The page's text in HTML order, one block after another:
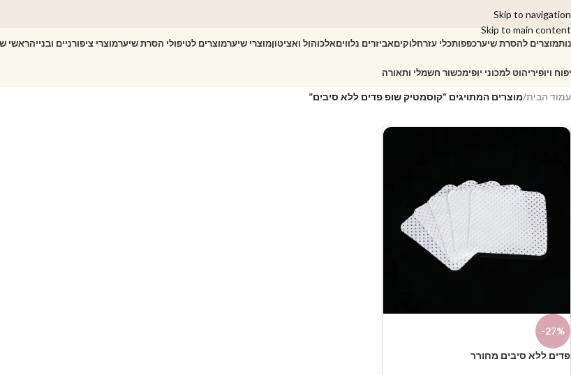
Skip to navigation
Skip to main content
מוצרים להסרת שיערכפפותכלי עזרחלוקיםאביזרים נלוויםאלכוהול ואציטוןמוצרי שיערמוצרים לטיפולי הסרת שיערמוצרי ציפורניים ובנייהראשי
ויופיריהוט למכוני יופימכשור חשמלי ותאורה
עמוד הבית/מוצרים המתויגים “קוסמטיק שופ פדים ללא סיבים”
-27%
פדים ללא סיבים מחורר